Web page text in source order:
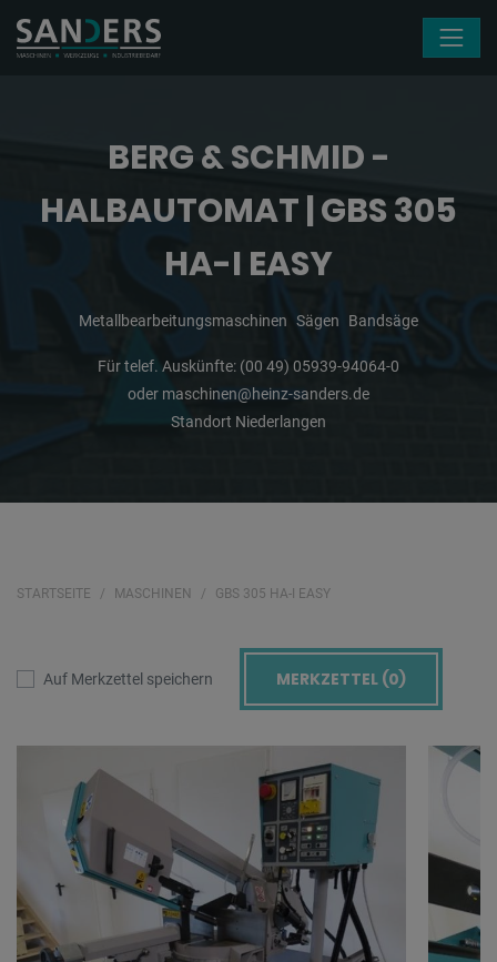
BERG & SCHMID -
HALBAUTOMAT | GBS 305
HA-I EASY
Metallbearbeitungsmaschinen Sägen Bandsäge
Für telef. Auskünfte: (00 49) 05939-94064-0
oder maschinen@heinz-sanders.de
Standort Niederlangen
STARTSEITE MASCHINEN GBS 305 HA-I EASY
Auf Merkzettel speichern MERKZETTEL (0)